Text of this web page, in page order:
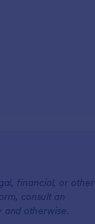
financial, or other
consult an
and otherwise.